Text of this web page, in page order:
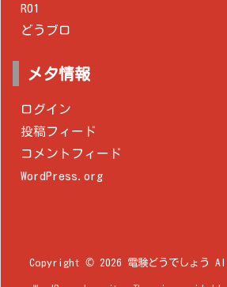
R01
どうブロ
メタ情報
ログイン
投稿フィード
コメントフィード
WordPress.org
Copyright © 2026 電験どうでしょう